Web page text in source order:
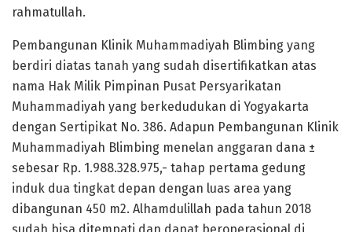
rahmatullah.
Pembangunan Klinik Muhammadiyah Blimbing yang
berdiri diatas tanah yang sudah disertifikatkan atas
nama Hak Milik Pimpinan Pusat Persyarikatan
Muhammadiyah yang berkedudukan di Yogyakarta
dengan Sertipikat No. 386. Adapun Pembangunan Klinik
Muhammadiyah Blimbing menelan anggaran dana ±
sebesar Rp. 1.988.328.975,- tahap pertama gedung
induk dua tingkat depan dengan luas area yang
dibangunan 450 m2. Alhamdulillah pada tahun 2018
sudah bisa ditempati dan dapat beroperasional di